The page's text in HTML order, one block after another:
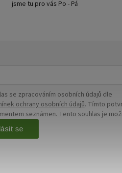
jsme tu pro vás Po - Pá
se zpracováním osobních údajů dle
ochrany osobních údajů. Tímto
seznámen. Tento souhlas je
se